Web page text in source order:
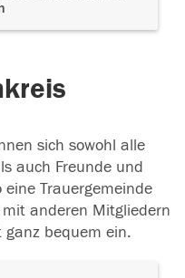
sich sowohl alle
auch Freunde und
Trauergemeinde
anderen Mitgliedern
bequem ein.